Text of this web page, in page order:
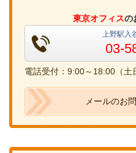
東京オフィスの
上野駅入
03-
電話受付：9:00～18:00（土
メールのお